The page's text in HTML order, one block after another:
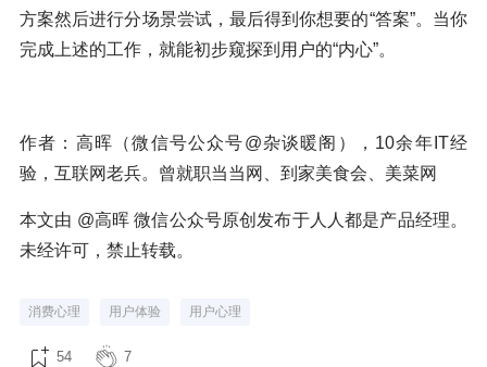
方案然后进行分场景尝试，最后得到你想要的“答案”。当你
完成上述的工作，就能初步窥探到用户的“内心”。
作者：高晖（微信号公众号@杂谈暖阁），10余年IT经
验，互联网老兵。曾就职当当网、到家美食会、美菜网
本文由 @高晖 微信公众号原创发布于人人都是产品经理。
未经许可，禁止转载。
消费心理 用户体验 用户心理
54 7